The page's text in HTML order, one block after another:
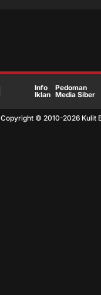
Info
Iklan
Pedoman
Media Siber
Copyright © 2010-2026Kulit